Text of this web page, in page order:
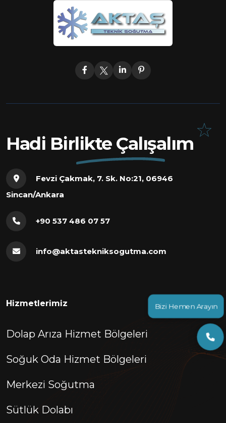
Bizi Hemen Arayın
Hadi Birlikte Çalışalım
Fevzi Çakmak, 7. Sk. No:21, 06946
Sincan/Ankara
+90 537 486 07 57
info@aktastekniksogutma.com
Hizmetlerimiz
Dolap Arıza Hizmet Bölgeleri
Soğuk Oda Hizmet Bölgeleri
Merkezi Soğutma
Sütlük Dolabı